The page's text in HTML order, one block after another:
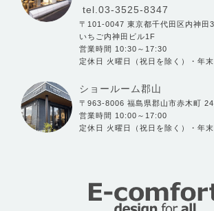
tel.03-3525-8347
〒101-0047 東京都千代田区内神田
いちご内神田ビル1F
営業時間 10:30～17:30
定休日 火曜日（祝日を除く）・年
ショールーム郡山
〒963-8006 福島県郡山市赤木町
営業時間 10:00～17:00
定休日 火曜日（祝日を除く）・年